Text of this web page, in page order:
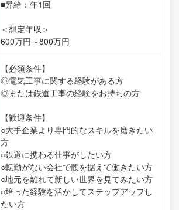
■昇給：年1回
＜想定年収＞
600万円～800万円
【必須条件】
◎電気工事に関する経験がある方
◎または鉄道工事の経験をお持ちの方
【歓迎条件】
○大手企業より専門的なスキルを磨きたい
方
○鉄道に携わる仕事がしたい方
○転勤がない会社で腰を据えて働きたい方
○地元を離れて新しい世界を見てみたい方
○培った経験を活かしてステップアップし
たい方